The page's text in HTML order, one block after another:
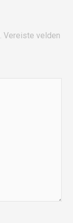
Vereiste velden